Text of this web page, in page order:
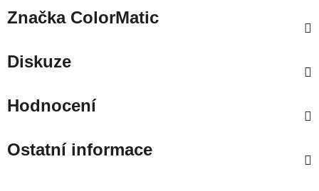
ZnačkaColorMatic
Diskuze
Hodnocení
Ostatní informace